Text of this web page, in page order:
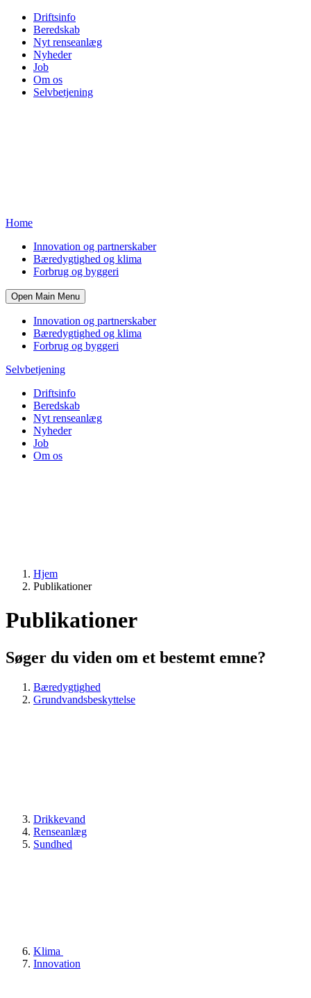
Driftsinfo
Beredskab
Nyt renseanlæg
Nyheder
Job
Om os
Selvbetjening
Home
Innovation og partnerskaber
Bæredygtighed og klima
Forbrug og byggeri
Open Main Menu
Innovation og partnerskaber
Bæredygtighed og klima
Forbrug og byggeri
Selvbetjening
Driftsinfo
Beredskab
Nyt renseanlæg
Nyheder
Job
Om os
Hjem
Publikationer
Publikationer
Søger du viden om et bestemt emne?
Bæredygtighed
Grundvandsbeskyttelse
Drikkevand
Renseanlæg
Sundhed
Klima
Innovation